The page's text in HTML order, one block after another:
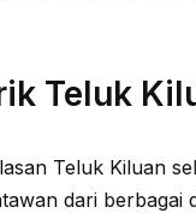
Teluk
Teluk Kiluan
dari berbagai